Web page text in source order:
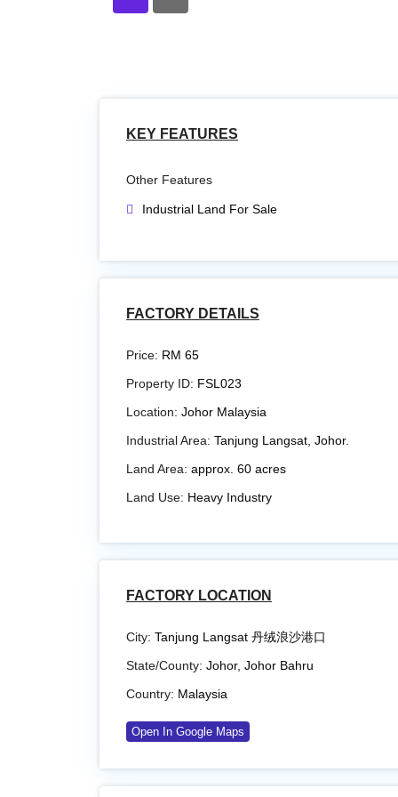
KEY FEATURES
Other Features
Industrial Land For Sale
FACTORY DETAILS
Price: RM 65
Property ID: FSL023
Location: Johor Malaysia
Industrial Area: Tanjung Langsat, Johor.
Land Area: approx. 60 acres
Land Use: Heavy Industry
FACTORY LOCATION
City: Tanjung Langsat 丹绒浪沙港口
State/County: Johor, Johor Bahru
Country: Malaysia
Open In Google Maps